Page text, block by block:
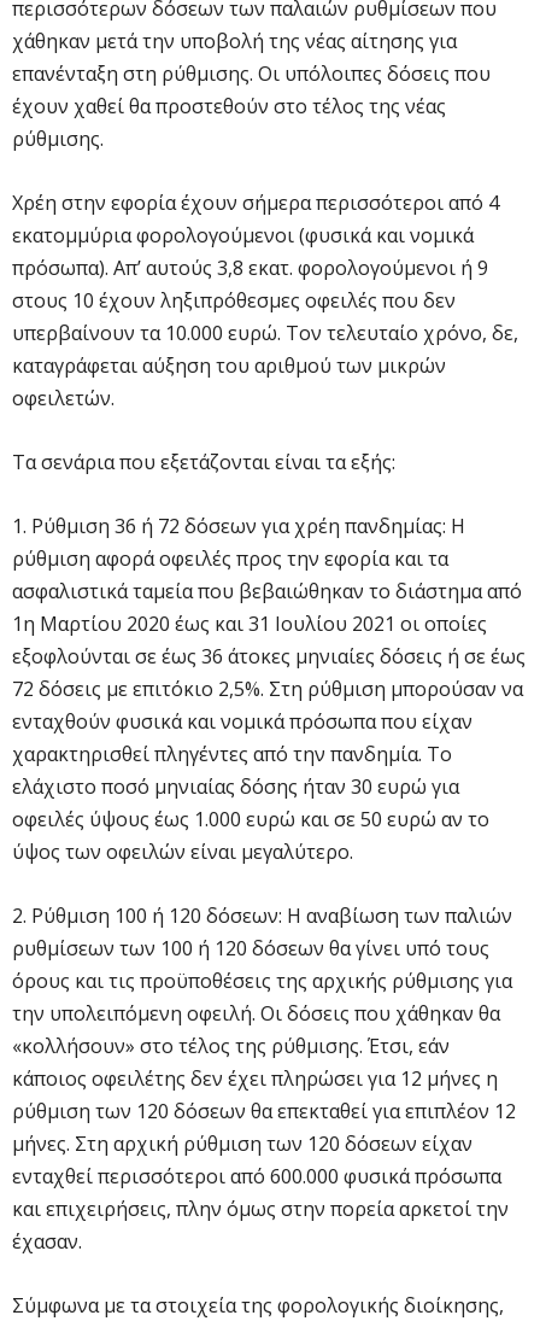
περισσότερων δόσεων των παλαιών ρυθμίσεων που
χάθηκαν μετά την υποβολή της νέας αίτησης για
επανένταξη στη ρύθμισης. Οι υπόλοιπες δόσεις που
έχουν χαθεί θα προστεθούν στο τέλος της νέας
ρύθμισης.
Χρέη στην εφορία έχουν σήμερα περισσότεροι από 4
εκατομμύρια φορολογούμενοι (φυσικά και νομικά
πρόσωπα). Απ’ αυτούς 3,8 εκατ. φορολογούμενοι ή 9
στους 10 έχουν ληξιπρόθεσμες οφειλές που δεν
υπερβαίνουν τα 10.000 ευρώ. Τον τελευταίο χρόνο, δε,
καταγράφεται αύξηση του αριθμού των μικρών
οφειλετών.
Τα σενάρια που εξετάζονται είναι τα εξής:
1. Ρύθμιση 36 ή 72 δόσεων για χρέη πανδημίας: Η
ρύθμιση αφορά οφειλές προς την εφορία και τα
ασφαλιστικά ταμεία που βεβαιώθηκαν το διάστημα από
1η Μαρτίου 2020 έως και 31 Ιουλίου 2021 οι οποίες
εξοφλούνται σε έως 36 άτοκες μηνιαίες δόσεις ή σε έως
72 δόσεις με επιτόκιο 2,5%. Στη ρύθμιση μπορούσαν να
ενταχθούν φυσικά και νομικά πρόσωπα που είχαν
χαρακτηρισθεί πληγέντες από την πανδημία. Το
ελάχιστο ποσό μηνιαίας δόσης ήταν 30 ευρώ για
οφειλές ύψους έως 1.000 ευρώ και σε 50 ευρώ αν το
ύψος των οφειλών είναι μεγαλύτερο.
2. Ρύθμιση 100 ή 120 δόσεων: Η αναβίωση των παλιών
ρυθμίσεων των 100 ή 120 δόσεων θα γίνει υπό τους
όρους και τις προϋποθέσεις της αρχικής ρύθμισης για
την υπολειπόμενη οφειλή. Οι δόσεις που χάθηκαν θα
«κολλήσουν» στο τέλος της ρύθμισης. Έτσι, εάν
κάποιος οφειλέτης δεν έχει πληρώσει για 12 μήνες η
ρύθμιση των 120 δόσεων θα επεκταθεί για επιπλέον 12
μήνες. Στη αρχική ρύθμιση των 120 δόσεων είχαν
ενταχθεί περισσότεροι από 600.000 φυσικά πρόσωπα
και επιχειρήσεις, πλην όμως στην πορεία αρκετοί την
έχασαν.
Σύμφωνα με τα στοιχεία της φορολογικής διοίκησης,